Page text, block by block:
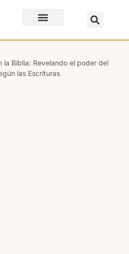
la Biblia: Revelando el poder del
las Escrituras